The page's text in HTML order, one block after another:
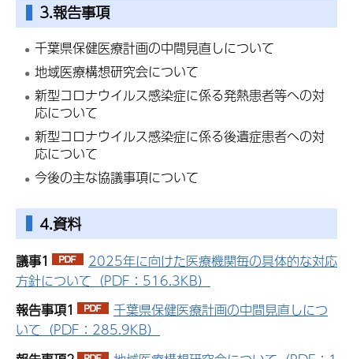
3.報告事項
千葉県保健医療計画の中間見直しについて
地域医療構想研究会について
新型コロナウイルス感染症に係る発熱患者等への対
応について
新型コロナウイルス感染症に係る後遺症患者への対
応について
今後の主な協議事項について
4.資料
議事1
2025年に向けた医療機関毎の具体的な対応
方針について（PDF：516.3KB）
報告事項1
千葉県保健医療計画の中間見直しにつ
いて（PDF：285.9KB）